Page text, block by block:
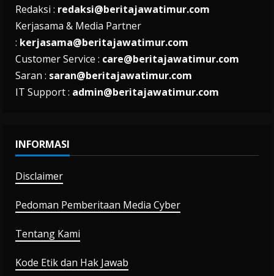
Redaksi : redaksi@beritajawatimur.com
Kerjasama & Media Partner
: kerjasama@beritajawatimur.com
Customer Service : care@beritajawatimur.com
Saran : saran@beritajawatimur.com
IT Support : admin@beritajawatimur.com
INFORMASI
Disclaimer
Pedoman Pemberitaan Media Cyber
Tentang Kami
Kode Etik dan Hak Jawab